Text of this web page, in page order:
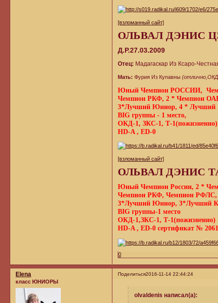
[взломанный сайт]
ОЛЬВАЛ ДЭНИС
Д.Р.27.03.2009
Отец: Мадагаскар Из Ксаро-
Мать: Фурия Из Купавны
Юный Чемпион РОССИИ,
Чемпион РКФ, 2 * Чемпион
3*Лучший Юниор, 4 * Лучший
BIG группы - 1 место,
ОКД-1, ЗКС-1, Т-1(пожизненно)
HD-A , ED-0
[взломанный сайт]
ОЛЬВАЛ ДЭНИС
Юный Чемпион России, 2 *
Чемпион РКФ, Чемпион
3*Лучший Юниор, 3*Лучший
BIG группы-1 место
ОКД-1,ЗКС-1, Т-1(пожизненно)
HD-A , ED-0 сертификат №
0
Поделиться2016-11-14 22:44:24
Elena
класс ЮНИОРЫ
olvaldenis написал(а):